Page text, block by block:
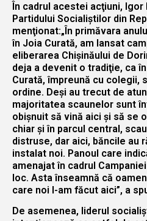
În cadrul acestei acţiuni,
Partidului Socialiştilor din
menţionat:„În primăvara
în Joia Curată, am lansat
eliberarea Chişinăului de
deja a devenit o tradiţie, ca
Curată, împreună cu colegii,
ordine. Deşi au trecut de
majoritatea scaunelor sunt
obişnuit să vină aici şi să se
chiar şi în parcul central,
distruse, dar aici, băncile au
instalat noi. Panoul care
amenajat în cadrul
loc. Asta înseamnă că
care noi l-am făcut aici”, a
De asemenea, liderul